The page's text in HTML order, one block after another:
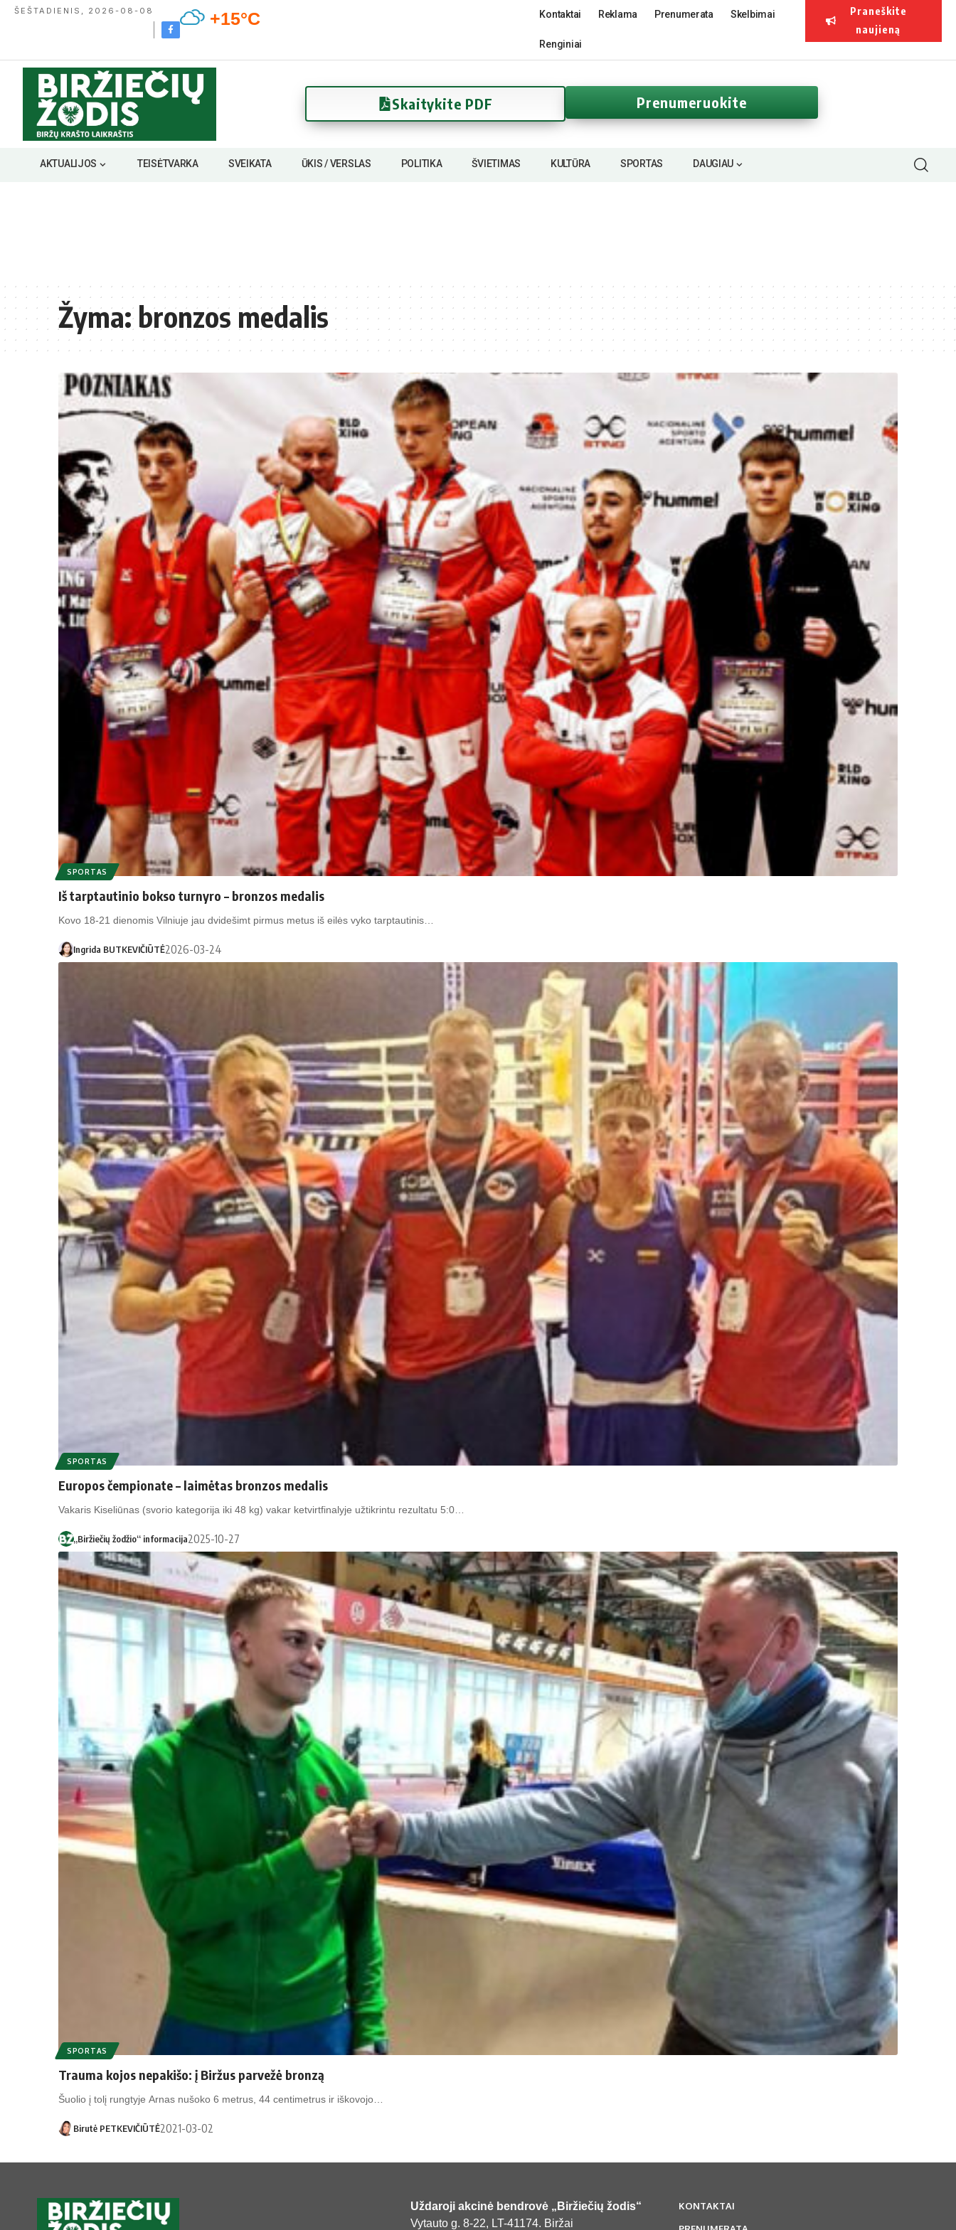
ŠEŠTADIENIS, 2026-08-08 +15°C Kontaktai Reklama Prenumerata Skelbimai
Renginiai
Praneškite
naujieną
Skaitykite PDF Prenumeruokite
AKTUALIJOS TEISĖTVARKA SVEIKATA ŪKIS / VERSLAS POLITIKA ŠVIETIMAS KULTŪRA SPORTAS DAUGIAU
Žyma:bronzos medalis
SPORTAS
Iš tarptautinio bokso turnyro – bronzos medalis
Kovo 18-21 dienomis Vilniuje jau dvidešimt pirmus metus iš eilės vyko tarptautinis…
Ingrida BUTKEVIČIŪTĖ2026-03-24
SPORTAS
Europos čempionate – laimėtas bronzos medalis
Vakaris Kiseliūnas (svorio kategorija iki 48 kg) vakar ketvirtfinalyje užtikrintu rezultatu 5:0…
„Biržiečių žodžio“ informacija2025-10-27
SPORTAS
Trauma kojos nepakišo: į Biržus parvežė bronzą
Šuolio į tolį rungtyje Arnas nušoko 6 metrus, 44 centimetrus ir iškovojo…
Birutė PETKEVIČIŪTĖ2021-03-02
Uždaroji akcinė bendrovė „Biržiečių žodis“
Vytauto g. 8-22, LT-41174. Biržai
KONTAKTAI